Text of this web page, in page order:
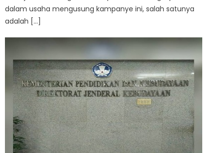
dalam usaha mengusung kampanye ini, salah satunya
adalah […]